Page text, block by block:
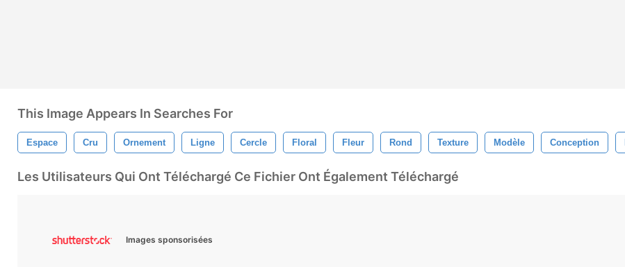
This Image Appears In Searches For
Espace Cru Ornement Ligne Cercle Floral Fleur Rond Texture Modèle Conception
Les Utilisateurs Qui Ont Téléchargé Ce Fichier Ont Également Téléchargé
Images sponsorisées